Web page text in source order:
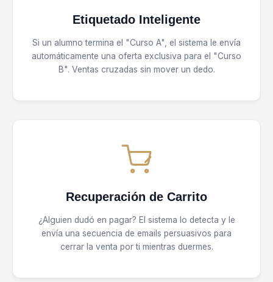
Etiquetado Inteligente
Si un alumno termina el "Curso A", el sistema le envía
automáticamente una oferta exclusiva para el "Curso
B". Ventas cruzadas sin mover un dedo.
Recuperación de Carrito
¿Alguien dudó en pagar? El sistema lo detecta y le
envía una secuencia de emails persuasivos para
cerrar la venta por ti mientras duermes.